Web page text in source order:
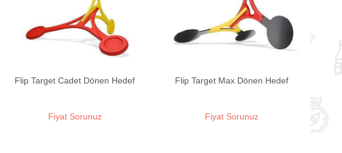
Flip Target Cadet Dönen Hedef
Fiyat Sorunuz
Flip Target Max Dönen Hedef
Fiyat Sorunuz